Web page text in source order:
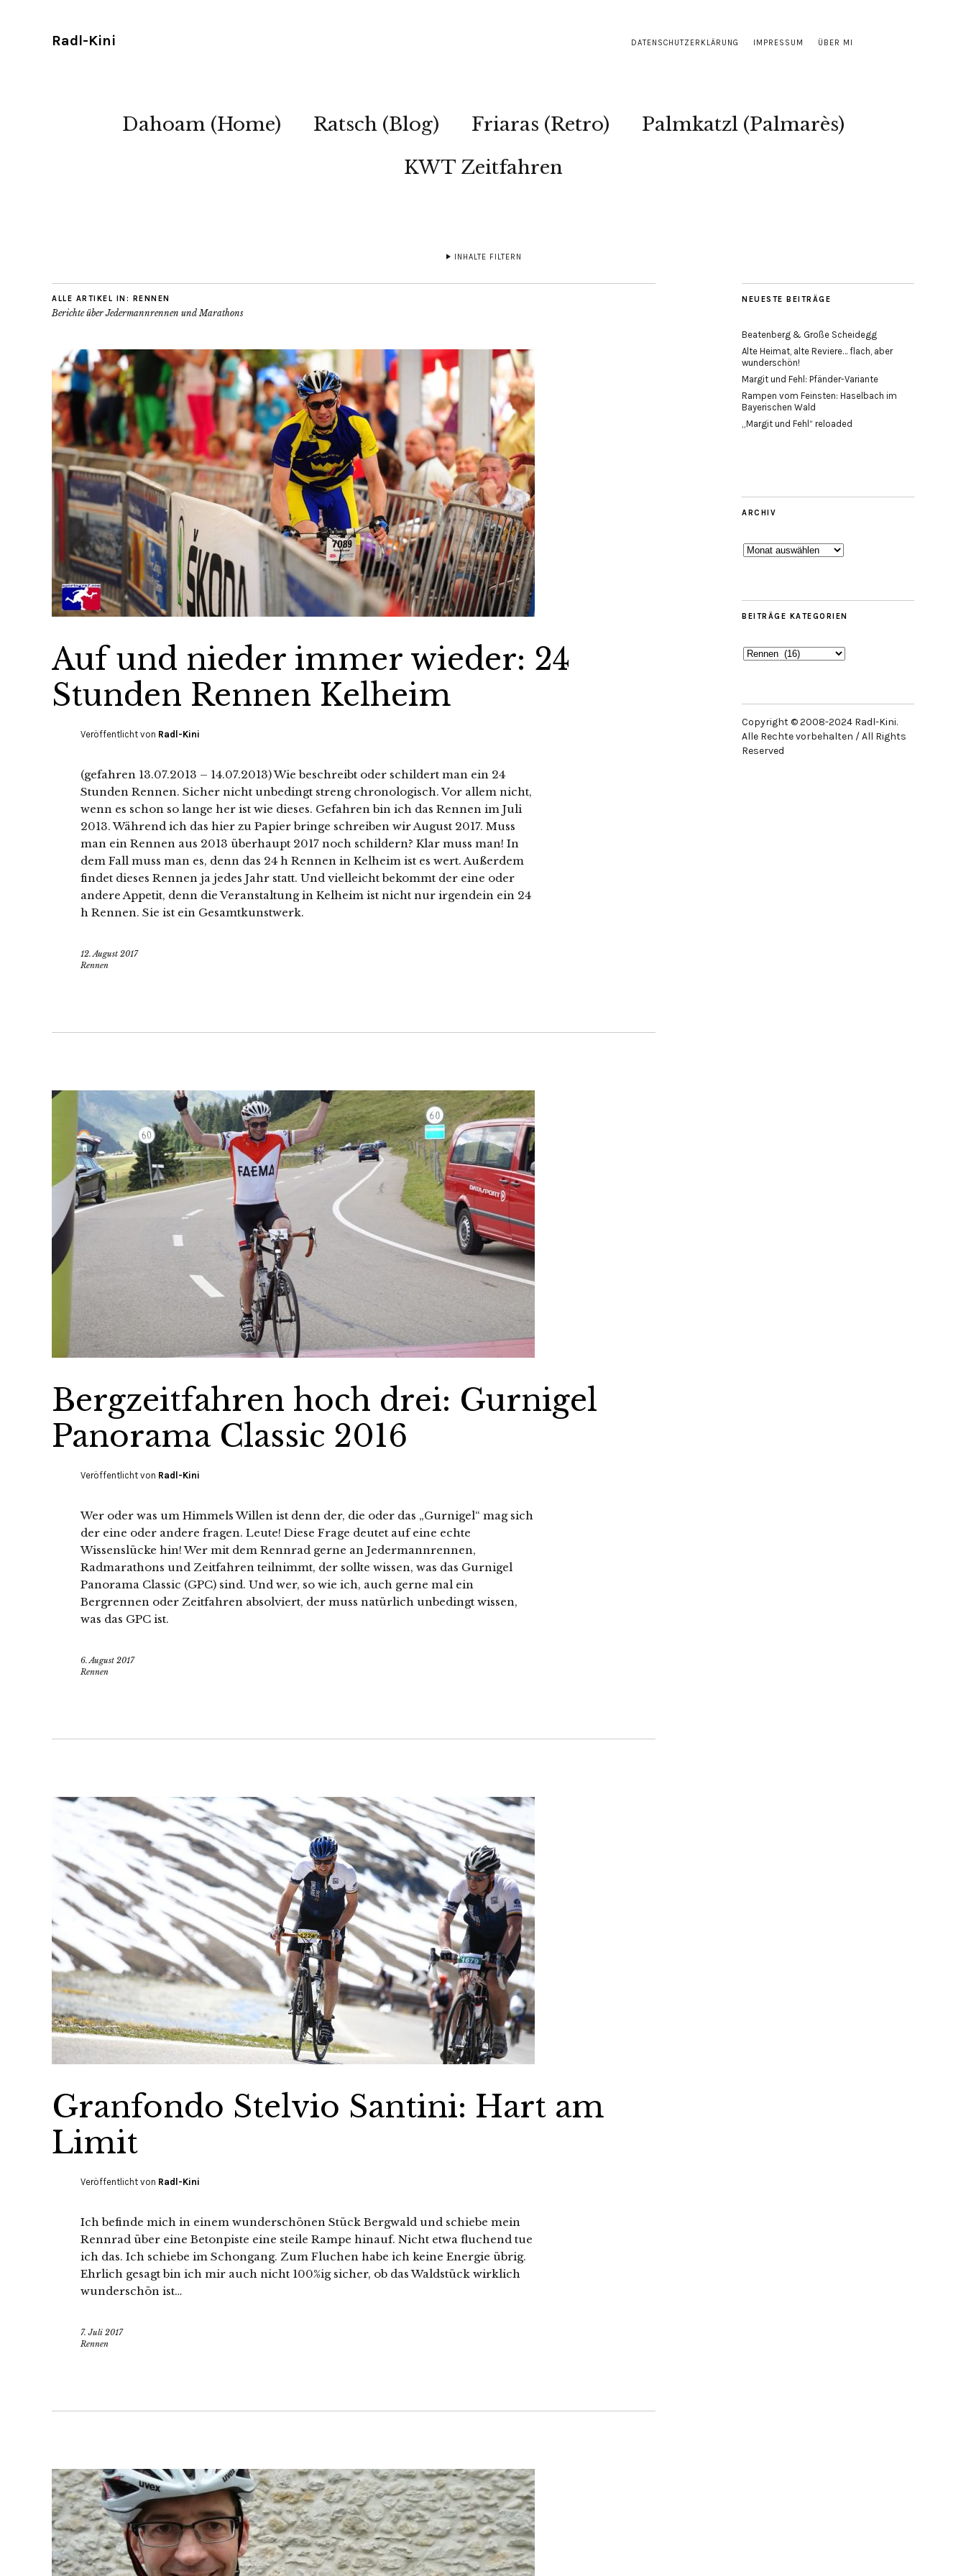
DATENSCHUTZERKLÄRUNG IMPRESSUM ÜBER MI
Radl-Kini
Dahoam (Home) Ratsch (Blog) Friaras (Retro)
Palmkatzl (Palmarès)
KWT Zeitfahren
INHALTE FILTERN
ALLE ARTIKEL IN: RENNEN
Berichte über Jedermannrennen und Marathons
Auf und nieder immer wieder: 24
Stunden Rennen Kelheim
Veröffentlicht von Radl-Kini
(gefahren 13.07.2013 – 14.07.2013) Wie beschreibt oder schildert man ein 24
Stunden Rennen. Sicher nicht unbedingt streng chronologisch. Vor allem nicht,
wenn es schon so lange her ist wie dieses. Gefahren bin ich das Rennen im Juli
2013. Während ich das hier zu Papier bringe schreiben wir August 2017. Muss
man ein Rennen aus 2013 überhaupt 2017 noch schildern? Klar muss man! In
dem Fall muss man es, denn das 24 h Rennen in Kelheim ist es wert. Außerdem
findet dieses Rennen ja jedes Jahr statt. Und vielleicht bekommt der eine oder
andere Appetit, denn die Veranstaltung in Kelheim ist nicht nur irgendein ein 24
h Rennen. Sie ist ein Gesamtkunstwerk.
12. August 2017
Rennen
Bergzeitfahren hoch drei: Gurnigel
Panorama Classic 2016
Veröffentlicht von Radl-Kini
Wer oder was um Himmels Willen ist denn der, die oder das „Gurnigel“ mag sich
der eine oder andere fragen. Leute! Diese Frage deutet auf eine echte
Wissenslücke hin! Wer mit dem Rennrad gerne an Jedermannrennen,
Radmarathons und Zeitfahren teilnimmt, der sollte wissen, was das Gurnigel
Panorama Classic (GPC) sind. Und wer, so wie ich, auch gerne mal ein
Bergrennen oder Zeitfahren absolviert, der muss natürlich unbedingt wissen,
was das GPC ist.
6. August 2017
Rennen
Granfondo Stelvio Santini: Hart am
Limit
Veröffentlicht von Radl-Kini
Ich befinde mich in einem wunderschönen Stück Bergwald und schiebe mein
Rennrad über eine Betonpiste eine steile Rampe hinauf. Nicht etwa fluchend tue
ich das. Ich schiebe im Schongang. Zum Fluchen habe ich keine Energie übrig.
Ehrlich gesagt bin ich mir auch nicht 100%ig sicher, ob das Waldstück wirklich
wunderschön ist…
7. Juli 2017
Rennen
NEUESTE BEITRÄGE
Beatenberg & Große Scheidegg
Alte Heimat, alte Reviere… flach, aber
wunderschön!
Margit und Fehl: Pfänder-Variante
Rampen vom Feinsten: Haselbach im
Bayerischen Wald
„Margit und Fehl“ reloaded
ARCHIV
Archiv
BEITRÄGE KATEGORIEN
Beiträge
Kategorien
Copyright © 2008-2024 Radl-Kini.
Alle Rechte vorbehalten / All Rights
Reserved